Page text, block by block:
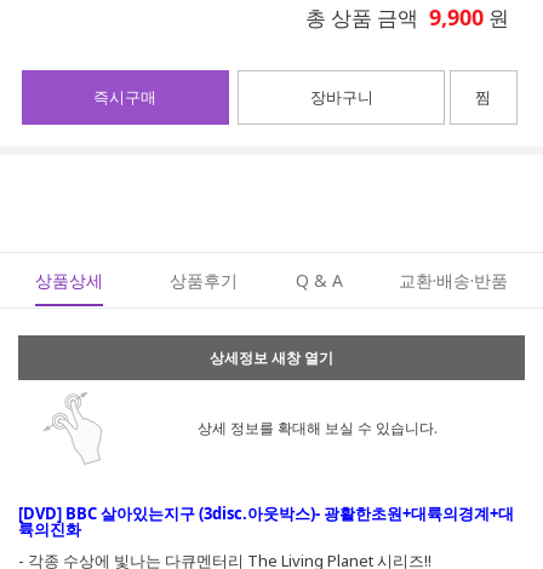
총 상품 금액 9,900 원
장바구니
즉시구매 찜
상품상세 상품후기 Q & A 교환·배송·반품
상세정보 새창 열기
상세 정보를 확대해 보실 수 있습니다.
[DVD] BBC 살아있는지구 (3disc.아웃박스)- 광활한초원+대륙의경계+대
륙의진화
- 각종 수상에 빛나는 다큐멘터리 The Living Planet 시리즈!!